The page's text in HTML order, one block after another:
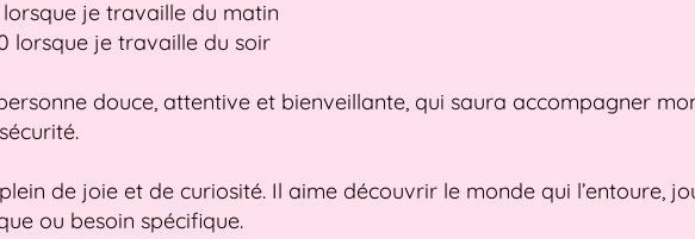
lorsque je travaille du matin
lorsque je travaille du soir
douce, attentive et bienveillante, qui saura accompagner
de joie et de curiosité. Il aime découvrir le monde qui l’entoure,
ou besoin spécifique.